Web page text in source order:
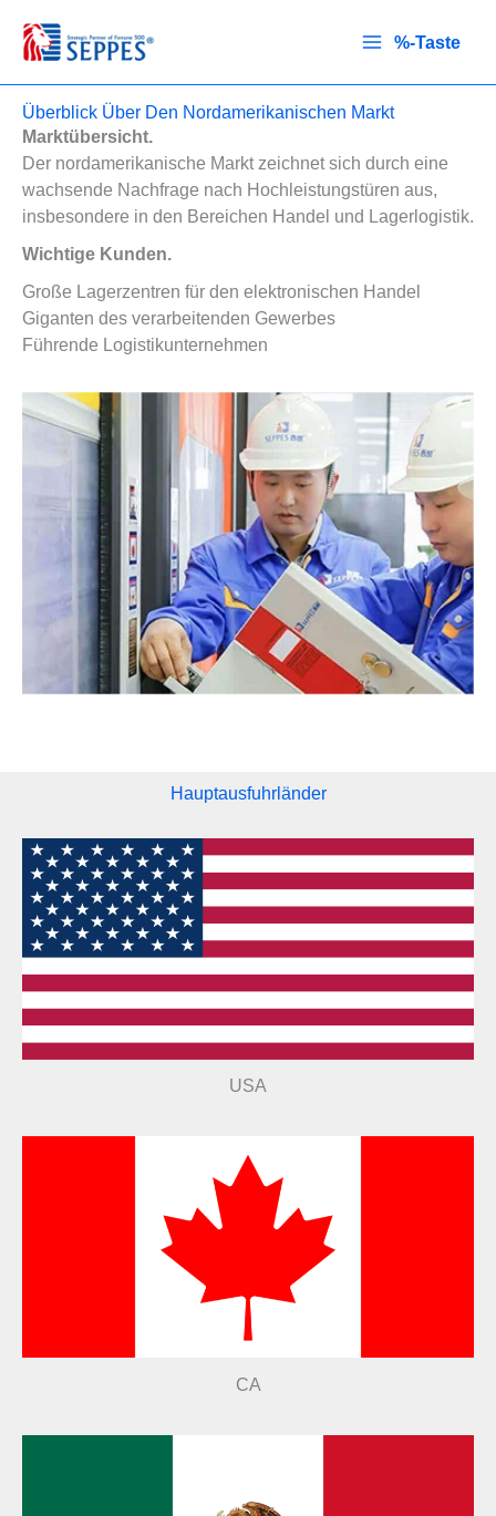
Inhalt
springen
%-Taste
Überblick Über Den Nordamerikanischen Markt
Marktübersicht.
Der nordamerikanische Markt zeichnet sich durch eine
wachsende Nachfrage nach Hochleistungstüren aus,
insbesondere in den Bereichen Handel und Lagerlogistik.
Wichtige Kunden.
Große Lagerzentren für den elektronischen Handel
Giganten des verarbeitenden Gewerbes
Führende Logistikunternehmen
Hauptausfuhrländer
USA
CA